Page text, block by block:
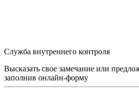
Служба внутреннего контроля
Высказать свое замечание или
заполнив онлайн-форму